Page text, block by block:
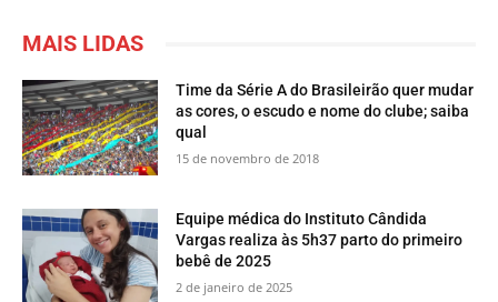
MAIS LIDAS
Time da Série A do Brasileirão quer mudar
as cores, o escudo e nome do clube; saiba
qual
15 de novembro de 2018
Equipe médica do Instituto Cândida
Vargas realiza às 5h37 parto do primeiro
bebê de 2025
2 de janeiro de 2025